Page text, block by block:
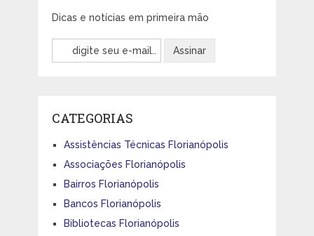
Dicas e notícias em primeira mão
CATEGORIAS
Assistências Técnicas Florianópolis
Associações Florianópolis
Bairros Florianópolis
Bancos Florianópolis
Bibliotecas Florianópolis